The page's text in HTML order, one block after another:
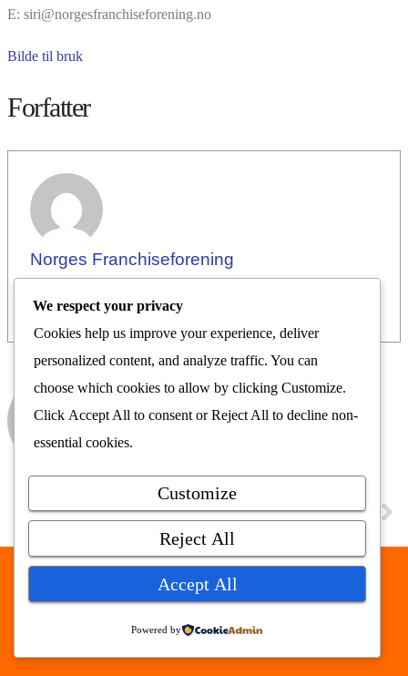
E: siri@norgesfranchiseforening.no
Bilde til bruk
Forfatter
Norges Franchiseforening
Norges Franchiseforening
Fattigdomshøring i Harstad
Nyhetsrommet AS © 2026
We respect your privacy
Cookies help us improve your experience, deliver
personalized content, and analyze traffic. You can
choose which cookies to allow by clicking Customize.
Click Accept All to consent orReject All to decline non-
essential cookies.
Customize
Reject All
Accept All
Powered by